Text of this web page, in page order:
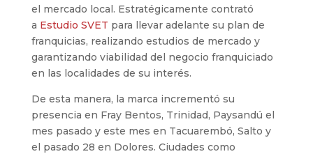
el mercado local. Estratégicamente contrató
a Estudio SVET para llevar adelante su plan de
franquicias, realizando estudios de mercado y
garantizando viabilidad del negocio franquiciado
en las localidades de su interés.
De esta manera, la marca incrementó su
presencia en Fray Bentos, Trinidad, Paysandú el
mes pasado y este mes en Tacuarembó, Salto y
el pasado 28 en Dolores. Ciudades como